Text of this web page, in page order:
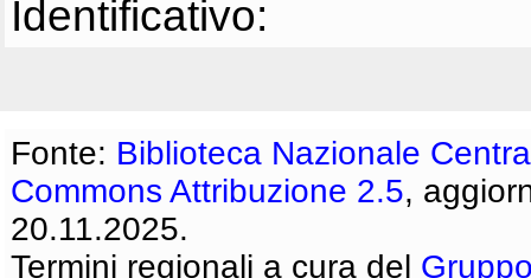
Identificativo:
Fonte: Biblioteca Nazionale
Commons Attribuzione 2.5,
20.11.2025.
Termini regionali a cura del